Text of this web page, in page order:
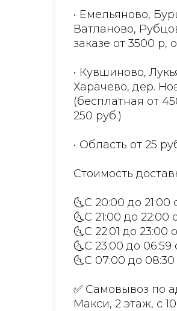
• Емельяново,
Ватланово,
заказе от 3500 р,
• Кувшиново,
Харачево, дер.
(бесплатная от
250 руб.)
• Область от 25
Стоимость
🌜С 20:00 до 21:00
🌜С 21:00 до 22:00
🌜С 22:01 до 23:00
🌜С 23:00 до 06:59
🌜С 07:00 до
✅ Самовывоз по
Макси, 2 этаж, с